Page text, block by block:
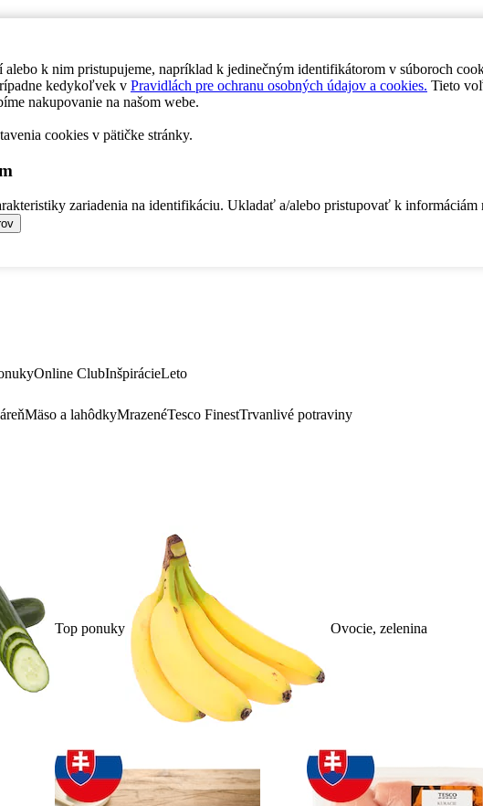
k nim pristupujeme, napríklad k jedinečným identifikátorom v súboroch
kedykoľvek v Pravidlách pre ochranu osobných údajov a cookies. Tieto
nakupovanie na našom webe.
cookies v pätičke stránky.
zariadenia na identifikáciu. Ukladať a/alebo pristupovať k informáciám
Online ClubInšpirácieLeto
Mäso a lahôdkyMrazenéTesco FinestTrvanlivé potraviny
Top ponuky Ovocie, zelenina